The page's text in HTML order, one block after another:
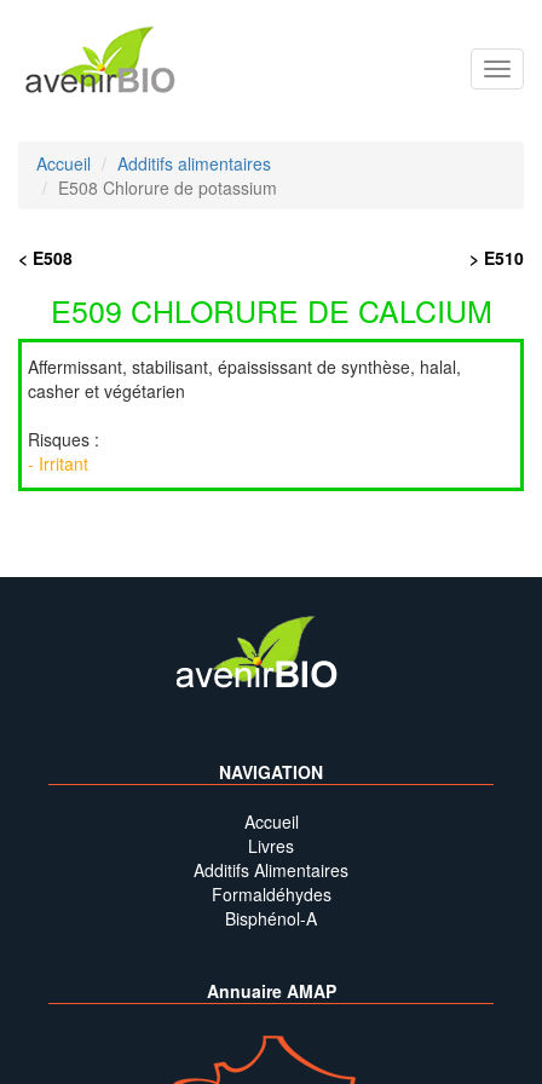
Accueil
Additifs alimentaires
E508 Chlorure de potassium
< E508 > E510
E509 CHLORURE DE CALCIUM
Affermissant, stabilisant, épaississant de synthèse, halal,
casher et végétarien
Risques :
- Irritant
NAVIGATION
Accueil
Livres
Additifs Alimentaires
Formaldéhydes
Bisphénol-A
Annuaire AMAP